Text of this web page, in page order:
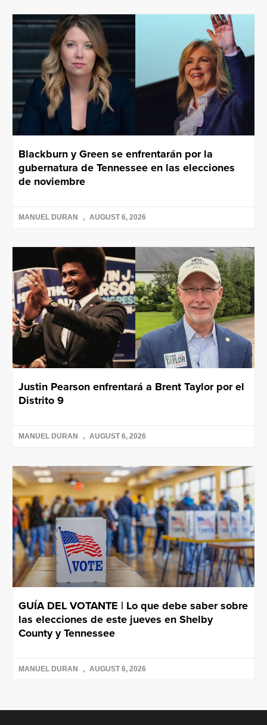
Blackburn y Green se enfrentarán por la
gubernatura de Tennessee en las elecciones
de noviembre
MANUEL DURAN AUGUST 6, 2026
Justin Pearson enfrentará a Brent Taylor por el
Distrito 9
MANUEL DURAN AUGUST 6, 2026
GUÍA DEL VOTANTE | Lo que debe saber sobre
las elecciones de este jueves en Shelby
County y Tennessee
MANUEL DURAN AUGUST 6, 2026